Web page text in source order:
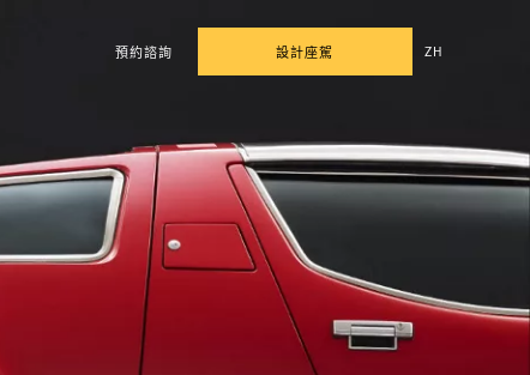
預約諮詢 設計座駕 ZH